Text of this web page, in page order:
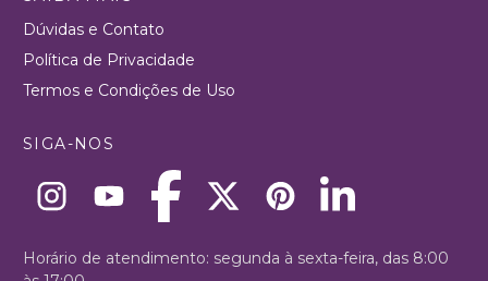
Dúvidas e Contato
Política de Privacidade
Termos e Condições de Uso
SIGA-NOS
Horário de atendimento: segunda à sexta-feira, das 8:00